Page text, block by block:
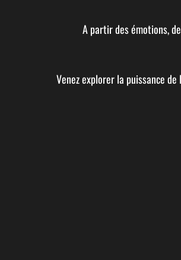
A partir des émotions,
Venez explorer la puissance